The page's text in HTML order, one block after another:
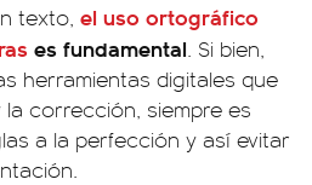
texto, el uso ortográfico
es fundamental. Si bien,
herramientas digitales que
corrección, siempre es
a la perfección y así evitar